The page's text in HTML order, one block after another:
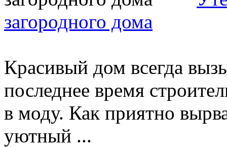
загородного дома
Красивый дом всегда
последнее время
в моду. Как приятно
уютный ...